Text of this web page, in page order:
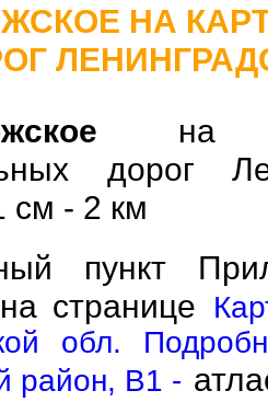
НА
на
дорог
см - 2 км
пункт
на странице
обл.
район, B1 -